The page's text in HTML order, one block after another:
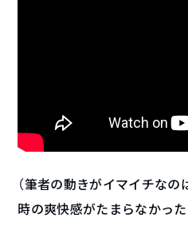
（筆者の動きがイマイチなの
時の爽快感がたまらなかった